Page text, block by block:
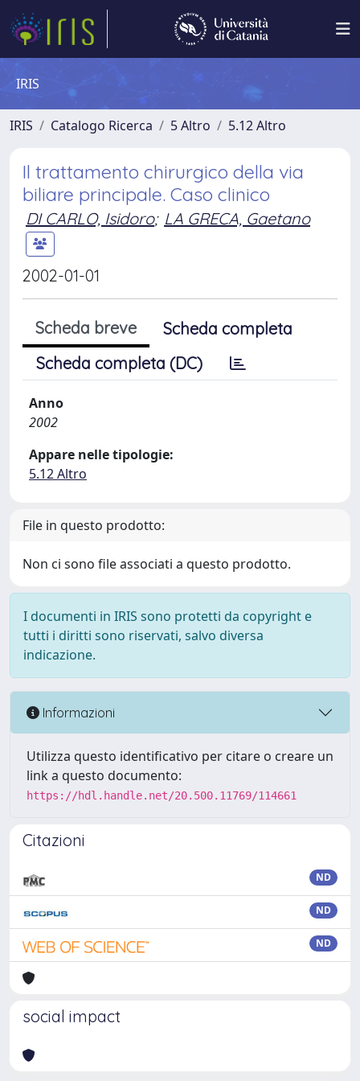
IRIS
IRIS Catalogo Ricerca 5 Altro 5.12 Altro
Il trattamento chirurgico della via
biliare principale. Caso clinico
DI CARLO, Isidoro; LA GRECA, Gaetano
2002-01-01
Scheda breve
Scheda completa
Scheda completa (DC)
Anno
2002
Appare nelle tipologie:
5.12 Altro
File in questo prodotto:
Non ci sono file associati a questo prodotto.
I documenti in IRIS sono protetti da copyright e
tutti i diritti sono riservati, salvo diversa
indicazione.
Informazioni
Utilizza questo identificativo per citare o creare un
link a questo documento:
https://hdl.handle.net/20.500.11769/114661
Citazioni
ND
ND
ND
social impact